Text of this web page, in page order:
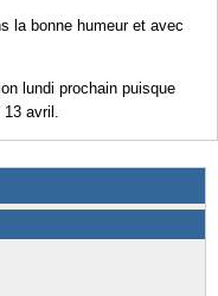
la bonne humeur et avec
lundi prochain puisque
avril.